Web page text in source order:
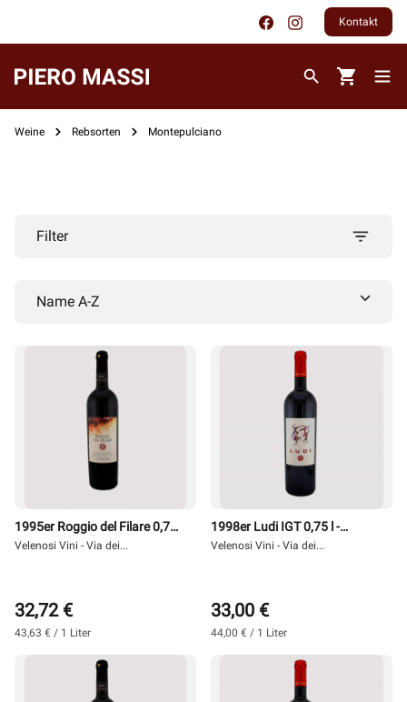
Kontakt
Weine Rebsorten Montepulciano
Filter
1995er Roggio del Filare 0,75
l - Velenosi
Velenosi Vini - Via dei...
32,72 €
43,63 € / 1 Liter
1998er Ludi IGT 0,75 l -
Velenosi
Velenosi Vini - Via dei...
33,00 €
44,00 € / 1 Liter